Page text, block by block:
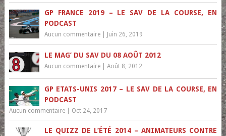
GP FRANCE 2019 – LE SAV DE LA COURSE, EN
PODCAST
Aucun commentaire| Juin 26, 2019
LE MAG’ DU SAV DU 08 AOÛT 2012
Aucun commentaire| Août 8, 2012
GP ETATS-UNIS 2017 – LE SAV DE LA COURSE, EN
PODCAST
Aucun commentaire| Oct 24, 2017
LE QUIZZ DE L’ÉTÉ 2014 – ANIMATEURS CONTRE